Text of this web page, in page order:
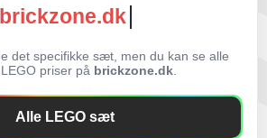
brickzone.dk
det specifikke sæt, men du kan se alle
priser på brickzone.dk
Alle LEGO sæt